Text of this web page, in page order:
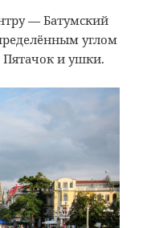
— Батумский
углом
и ушки.